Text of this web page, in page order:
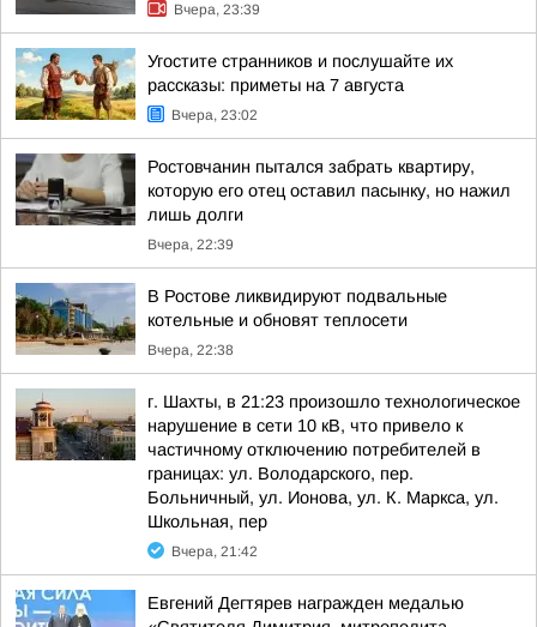
Вчера, 23:39
Угостите странников и послушайте их
рассказы: приметы на 7 августа
Вчера, 23:02
Ростовчанин пытался забрать квартиру,
которую его отец оставил пасынку, но нажил
лишь долги
Вчера, 22:39
В Ростове ликвидируют подвальные
котельные и обновят теплосети
Вчера, 22:38
г. Шахты, в 21:23 произошло технологическое
нарушение в сети 10 кВ, что привело к
частичному отключению потребителей в
границах: ул. Володарского, пер.
Больничный, ул. Ионова, ул. К. Маркса, ул.
Школьная, пер
Вчера, 21:42
Евгений Дегтярев награжден медалью